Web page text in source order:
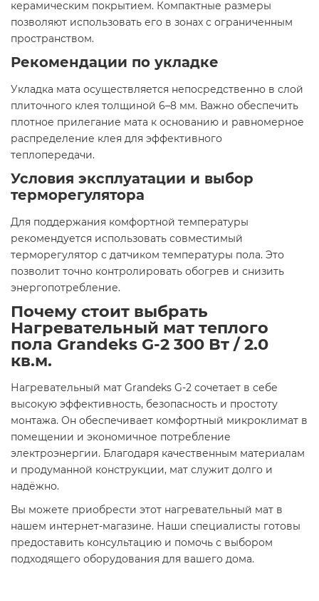
керамическим покрытием. Компактные размеры
позволяют использовать его в зонах с ограниченным
пространством.​
Рекомендации по укладке
Укладка мата осуществляется непосредственно в слой
плиточного клея толщиной 6–8 мм. Важно обеспечить
плотное прилегание мата к основанию и равномерное
распределение клея для эффективного
теплопередачи.​
Условия эксплуатации и выбор
терморегулятора
Для поддержания комфортной температуры
рекомендуется использовать совместимый
терморегулятор с датчиком температуры пола. Это
позволит точно контролировать обогрев и снизить
энергопотребление.​
Почему стоит выбрать
Нагревательный мат теплого
пола Grandeks G-2 300 Вт / 2.0
кв.м.
Нагревательный мат Grandeks G-2 сочетает в себе
высокую эффективность, безопасность и простоту
монтажа. Он обеспечивает комфортный микроклимат в
помещении и экономичное потребление
электроэнергии. Благодаря качественным материалам
и продуманной конструкции, мат служит долго и
надёжно.​
Вы можете приобрести этот нагревательный мат в
нашем интернет-магазине. Наши специалисты готовы
предоставить консультацию и помочь с выбором
подходящего оборудования для вашего дома.​